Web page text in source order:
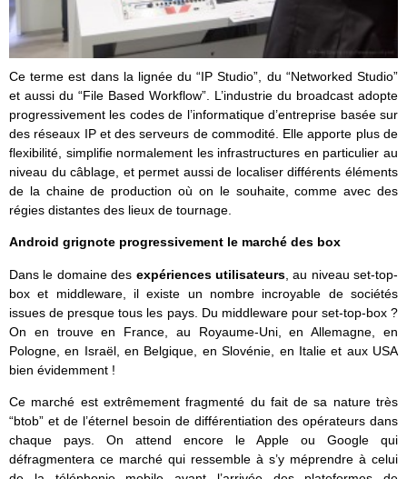
Ce terme est dans la lignée du “IP Studio”, du “Networked Studio”
et aussi du “File Based Workflow”. L’industrie du broadcast adopte
progressivement les codes de l’informatique d’entreprise basée sur
des réseaux IP et des serveurs de commodité. Elle apporte plus de
flexibilité, simplifie normalement les infrastructures en particulier au
niveau du câblage, et permet aussi de localiser différents éléments
de la chaine de production où on le souhaite, comme avec des
régies distantes des lieux de tournage.
Android grignote progressivement le marché des box
Dans le domaine des expériences utilisateurs, au niveau set-top-
box et middleware, il existe un nombre incroyable de sociétés
issues de presque tous les pays. Du middleware pour set-top-box ?
On en trouve en France, au Royaume-Uni, en Allemagne, en
Pologne, en Israël, en Belgique, en Slovénie, en Italie et aux USA
bien évidemment !
Ce marché est extrêmement fragmenté du fait de sa nature très
“btob” et de l’éternel besoin de différentiation des opérateurs dans
chaque pays. On attend encore le Apple ou Google qui
défragmentera ce marché qui ressemble à s’y méprendre à celui